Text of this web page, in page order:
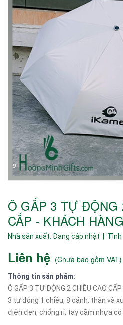
Ô GẤP 3 TỰ ĐỘNG
CẤP - KHÁCH
Nhà sản xuất: Đang cập nhật |
Liên hệ (Chưa bao gồm VAT)
Thông tin sản phẩm:
Ô GẤP 3 TỰ ĐỘNG 2 CHIỀU CAO
3 tự động 1 chiều, 8 cánh, thân và
điện đen, chống rỉ, tay cầm nhựa có